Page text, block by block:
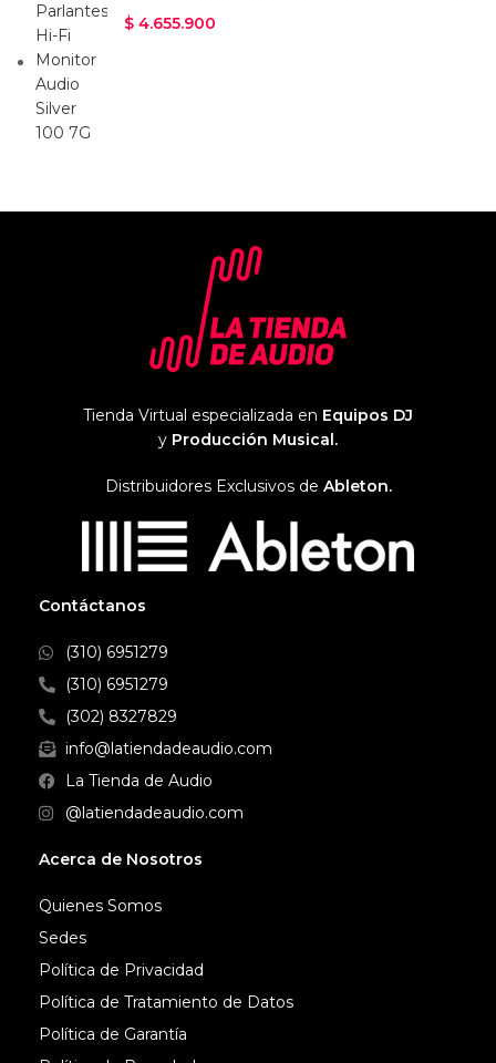
$ 4.655.900
Tienda Virtual especializada en Equipos DJ
y Producción Musical.
Distribuidores Exclusivos de Ableton.
Contáctanos
(310) 6951279
(310) 6951279
(302) 8327829
info@latiendadeaudio.com
La Tienda de Audio
@latiendadeaudio.com
Acerca de Nosotros
Quienes Somos
Sedes
Política de Privacidad
Política de Tratamiento de Datos
Política de Garantía